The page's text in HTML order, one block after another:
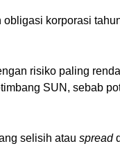
korporasi
risiko paling
SUN, sebab
selisih atau spread